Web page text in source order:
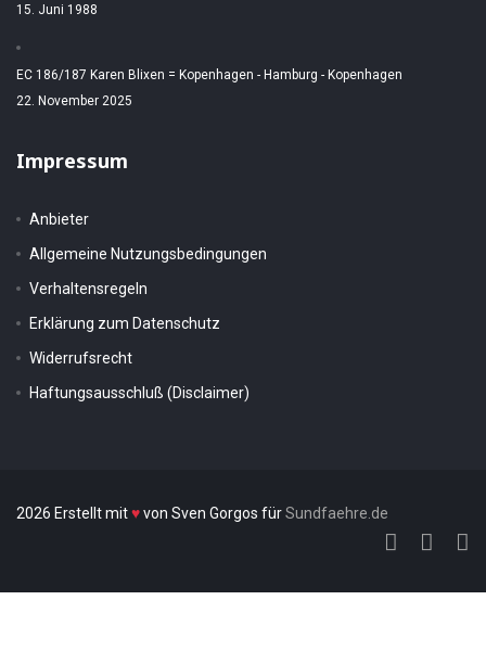
15. Juni 1988
EC 186/187 Karen Blixen = Kopenhagen - Hamburg - Kopenhagen
22. November 2025
Impressum
Anbieter
Allgemeine Nutzungsbedingungen
Verhaltensregeln
Erklärung zum Datenschutz
Widerrufsrecht
Haftungsausschluß (Disclaimer)
2026 Erstellt mit♥von Sven Gorgos fürSundfaehre.de